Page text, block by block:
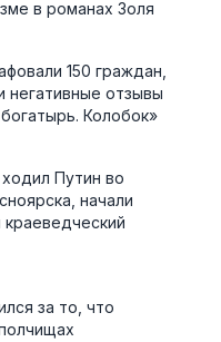
в романах Золя
150 граждан,
негативные отзывы
Колобок»
Путин во
начали
за то, что